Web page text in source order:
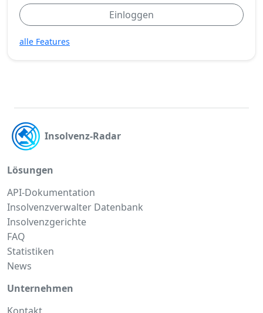
Einloggen
alle Features
Insolvenz-Radar
Lösungen
API-Dokumentation
Insolvenzverwalter Datenbank
Insolvenzgerichte
FAQ
Statistiken
News
Unternehmen